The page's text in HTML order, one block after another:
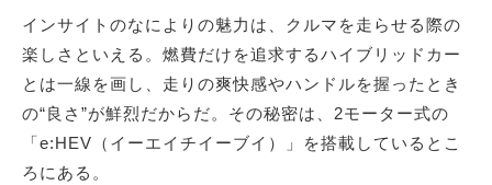
インサイトのなによりの魅力は、クルマを走らせる際の
楽しさといえる。燃費だけを追求するハイブリッドカー
とは一線を画し、走りの爽快感やハンドルを握ったとき
の“良さ”が鮮烈だからだ。その秘密は、2モーター式の
「e:HEV（イーエイチイーブイ）」を搭載しているとこ
ろにある。